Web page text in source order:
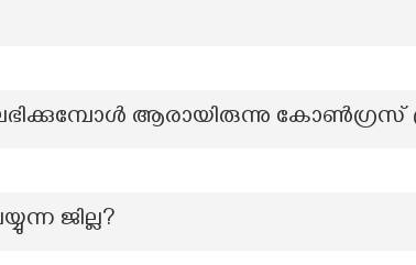
ലഭിക്കുമ്പോൾ ആരായിരുന്നു
ജില്ല?